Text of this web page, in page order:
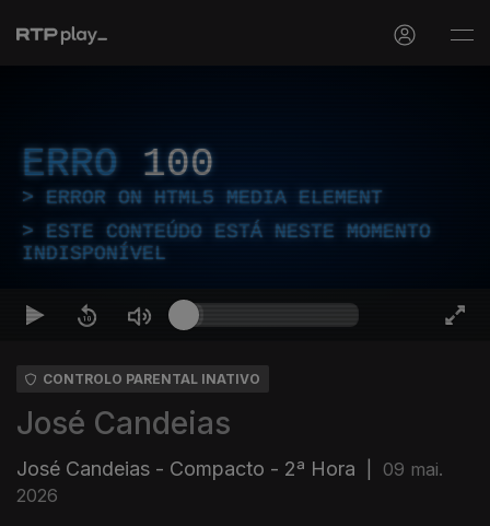
ERRO 100
ERROR ON HTML5 MEDIA ELEMENT
ESTE CONTEÚDO ESTÁ NESTE MOMENTO
INDISPONÍVEL
CONTROLO PARENTAL INATIVO
José Candeias
José Candeias - Compacto - 2ª Hora
09 mai.
2026